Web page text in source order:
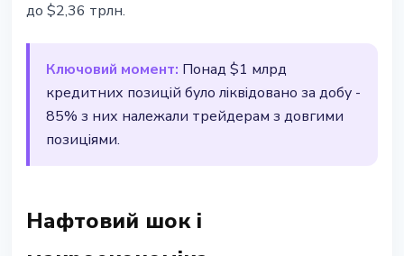
до $2,36 трлн.
Ключовий момент: Понад $1 млрд
кредитних позицій було ліквідовано за добу -
85% з них належали трейдерам з довгими
позиціями.
Нафтовий шок і